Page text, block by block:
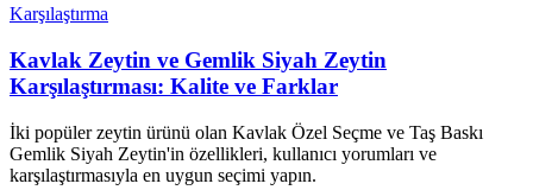
Karşılaştırma
Kavlak Zeytin ve Gemlik Siyah Zeytin
Karşılaştırması: Kalite ve Farklar
İki popüler zeytin ürünü olan Kavlak Özel Seçme ve Taş Baskı
Gemlik Siyah Zeytin'in özellikleri, kullanıcı yorumları ve
karşılaştırmasıyla en uygun seçimi yapın.